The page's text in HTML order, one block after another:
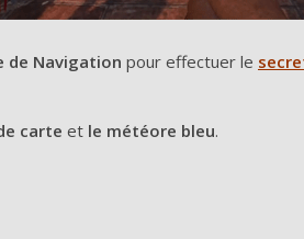
de Navigation pour effectuer le
carte et le météore bleu.